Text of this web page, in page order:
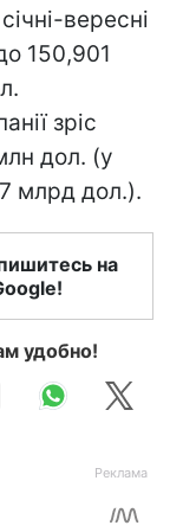
вересні
150,901
зріс
дол. (у
млрд дол.).
на
удобно!